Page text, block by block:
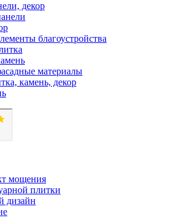
декор
благоустройства
материалы
камень, декор
мощения
плитки
дизайн